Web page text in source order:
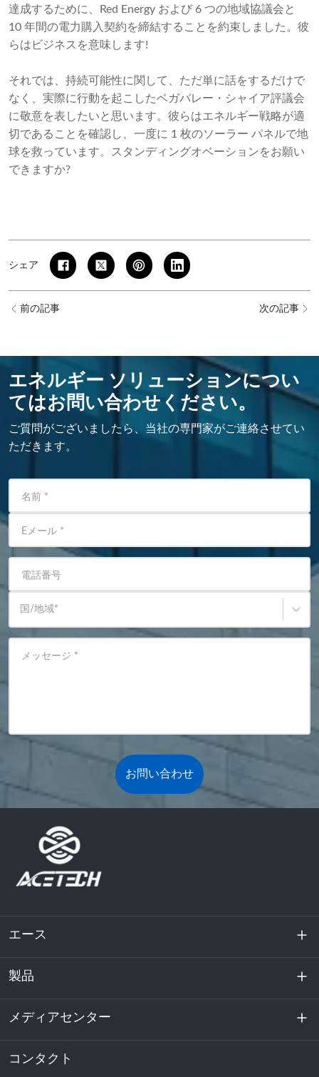
達成するために、Red Energy および 6 つの地域協議会と
10 年間の電力購入契約を締結することを約束しました。彼
らはビジネスを意味します!
それでは、持続可能性に関して、ただ単に話をするだけで
なく、実際に行動を起こしたベガバレー・シャイア評議会
に敬意を表したいと思います。彼らはエネルギー戦略が適
切であることを確認し、一度に 1 枚のソーラー パネルで地
球を救っています。スタンディングオベーションをお願い
できますか?
シェア
前の記事 次の記事
エネルギー ソリューションについ
てはお問い合わせください。
ご質問がございましたら、当社の専門家がご連絡させてい
ただきます。
名前 *
Eメール *
電話番号
国/地域*
メッセージ *
お問い合わせ
エース
私たちに関しては
持続可能性
製品
エネルギー貯蔵
データセンターおよびサーバー室
メディアセンター
ニュース
コンタクト